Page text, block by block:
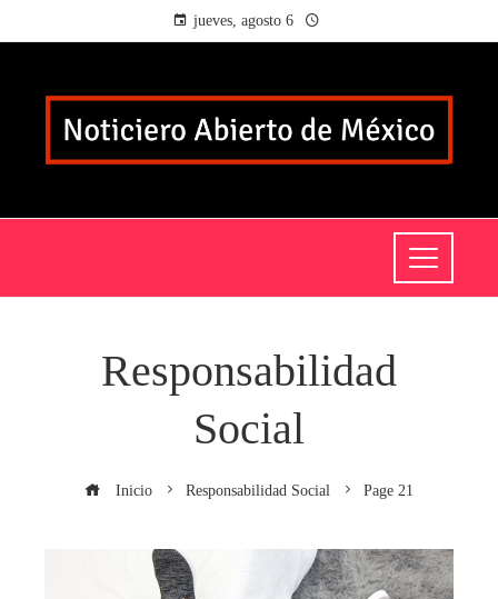
jueves, agosto 6
Responsabilidad
Social
Inicio Responsabilidad Social Page 21